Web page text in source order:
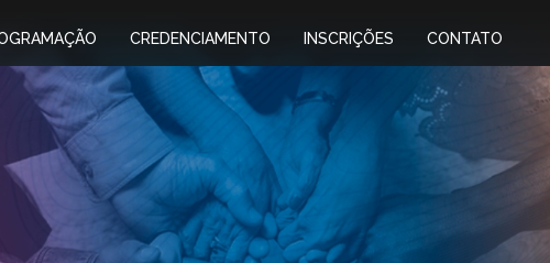
CREDENCIAMENTO INSCRIÇÕES CONTATO